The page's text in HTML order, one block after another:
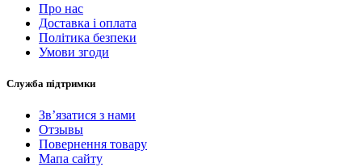
Про нас
Доставка і оплата
Політика безпеки
Умови згоди
Служба підтримки
Зв’язатися з нами
Отзывы
Повернення товару
Мапа сайту